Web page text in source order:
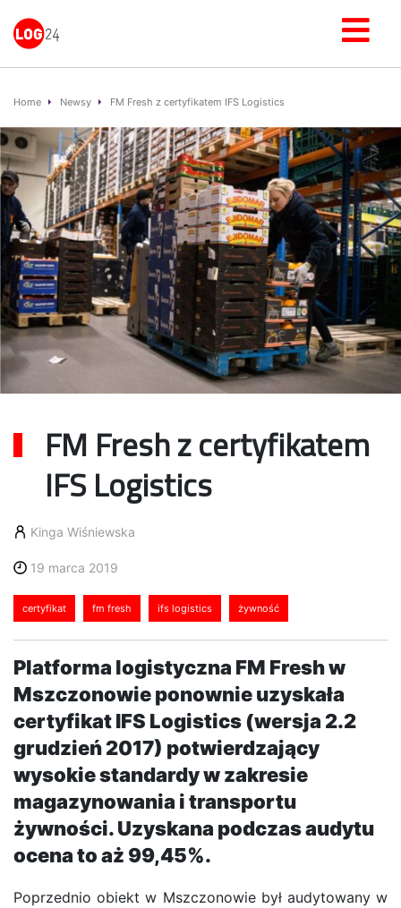
Home Newsy FM Fresh z certyfikatem IFS Logistics
FM Fresh z certyfikatem
IFS Logistics
Kinga Wiśniewska
19 marca 2019
certyfikat fm fresh ifs logistics żywność
Platforma logistyczna FM Fresh w
Mszczonowie ponownie uzyskała
certyfikat IFS Logistics (wersja 2.2
grudzień 2017) potwierdzający
wysokie standardy w zakresie
magazynowania i transportu
żywności. Uzyskana podczas audytu
ocena to aż 99,45%.
Poprzednio obiekt w Mszczonowie był audytowany w